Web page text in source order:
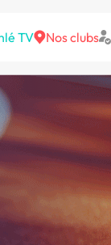
TV Nos clubs